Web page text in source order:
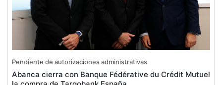
Pendiente de autorizaciones administrativas
Abanca cierra con Banque Fédérative du Crédit Mutuel